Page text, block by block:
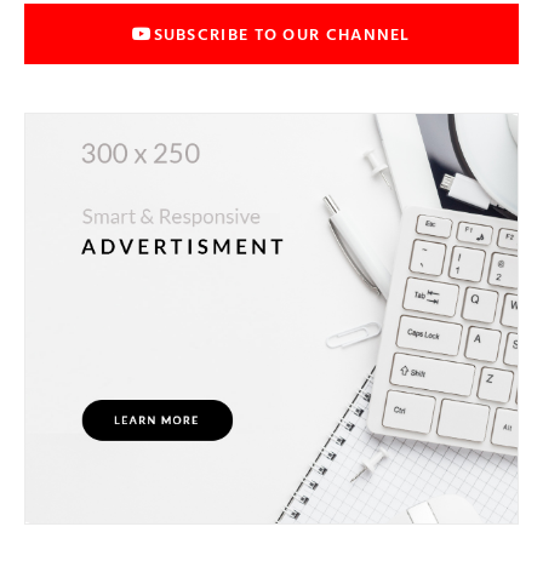
SUBSCRIBE TO OUR CHANNEL